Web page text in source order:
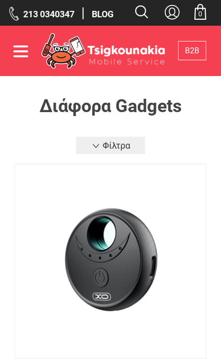
213 0340347 | BLOG
Β2Β
0
Επιλεγμένα Φίλτρα
Διάφορα Gadgets
Φίλτρα